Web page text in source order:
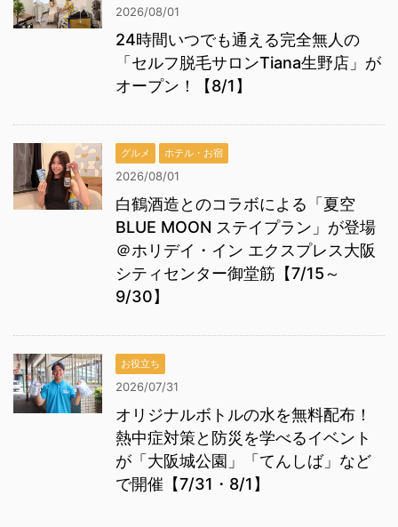
2026/08/01
24時間いつでも通える完全無人の
「セルフ脱毛サロンTiana生野店」が
オープン！【8/1】
グルメ ホテル・お宿
2026/08/01
白鶴酒造とのコラボによる「夏空
BLUE MOON ステイプラン」が登場
＠ホリデイ・イン エクスプレス大阪
シティセンター御堂筋【7/15～
9/30】
お役立ち
2026/07/31
オリジナルボトルの水を無料配布！
熱中症対策と防災を学べるイベント
が「大阪城公園」「てんしば」など
で開催【7/31・8/1】